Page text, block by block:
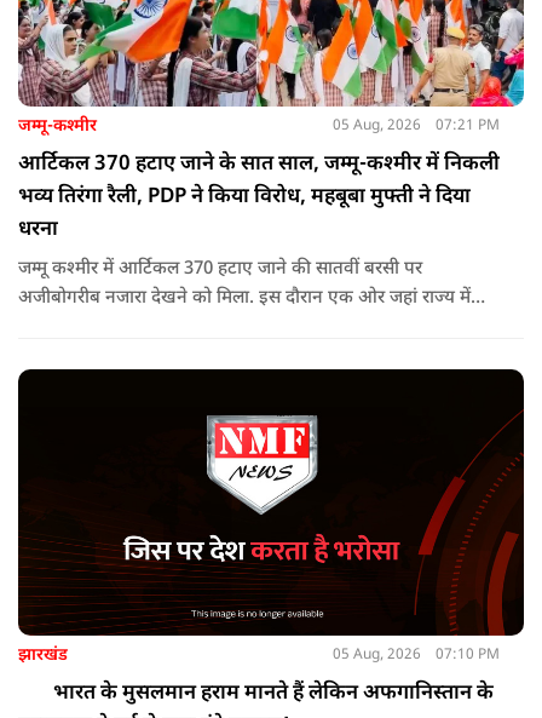
जम्मू-कश्मीर 05 Aug, 2026 07:21 PM
आर्टिकल 370 हटाए जाने के सात साल, जम्मू-कश्मीर में निकली
भव्य तिरंगा रैली, PDP ने किया विरोध, महबूबा मुफ्ती ने दिया
धरना
जम्मू कश्मीर में आर्टिकल 370 हटाए जाने की सातवीं बरसी पर
अजीबोगरीब नजारा देखने को मिला. इस दौरान एक ओर जहां राज्य में
झारखंड 05 Aug, 2026 07:10 PM
भारत के मुसलमान हराम मानते हैं लेकिन अफगानिस्तान के